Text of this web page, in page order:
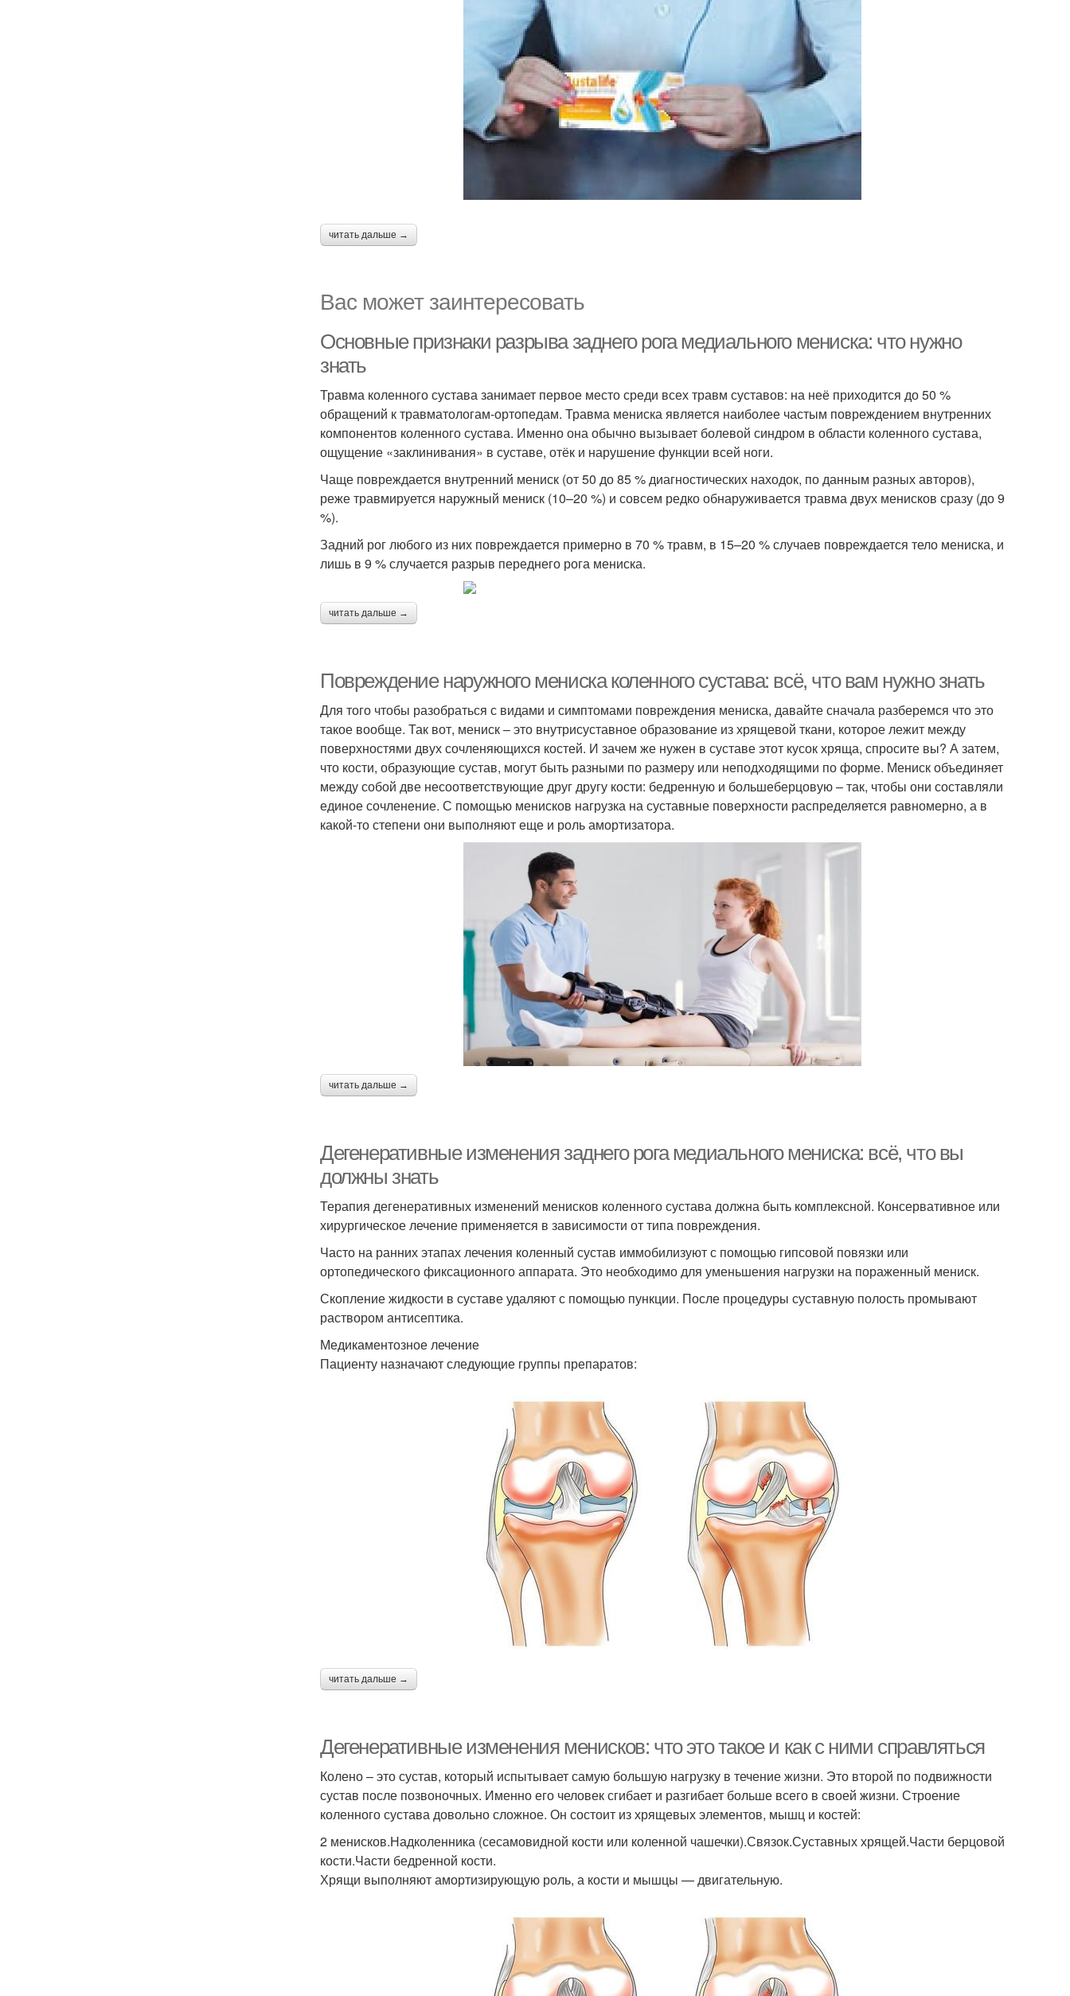
читать дальше →
Вас может заинтересовать
Основные признаки разрыва заднего рога медиального мениска: что нужно
знать
Травма коленного сустава занимает первое место среди всех травм суставов: на неё приходится до 50 %
обращений к травматологам-ортопедам. Травма мениска является наиболее частым повреждением внутренних
компонентов коленного сустава. Именно она обычно вызывает болевой синдром в области коленного сустава,
ощущение «заклинивания» в суставе, отёк и нарушение функции всей ноги.
Чаще повреждается внутренний мениск (от 50 до 85 % диагностических находок, по данным разных авторов),
реже травмируется наружный мениск (10–20 %) и совсем редко обнаруживается травма двух менисков сразу (до 9
%).
Задний рог любого из них повреждается примерно в 70 % травм, в 15–20 % случаев повреждается тело мениска, и
лишь в 9 % случается разрыв переднего рога мениска.
читать дальше →
Повреждение наружного мениска коленного сустава: всё, что вам нужно знать
Для того чтобы разобраться с видами и симптомами повреждения мениска, давайте сначала разберемся что это
такое вообще. Так вот, мениск – это внутрисуставное образование из хрящевой ткани, которое лежит между
поверхностями двух сочленяющихся костей. И зачем же нужен в суставе этот кусок хряща, спросите вы? А затем,
что кости, образующие сустав, могут быть разными по размеру или неподходящими по форме. Мениск объединяет
между собой две несоответствующие друг другу кости: бедренную и большеберцовую – так, чтобы они составляли
единое сочленение. С помощью менисков нагрузка на суставные поверхности распределяется равномерно, а в
какой-то степени они выполняют еще и роль амортизатора.
читать дальше →
Дегенеративные изменения заднего рога медиального мениска: всё, что вы
должны знать
Терапия дегенеративных изменений менисков коленного сустава должна быть комплексной. Консервативное или
хирургическое лечение применяется в зависимости от типа повреждения.
Часто на ранних этапах лечения коленный сустав иммобилизуют с помощью гипсовой повязки или
ортопедического фиксационного аппарата. Это необходимо для уменьшения нагрузки на пораженный мениск.
Скопление жидкости в суставе удаляют с помощью пункции. После процедуры суставную полость промывают
раствором антисептика.
Медикаментозное лечение
Пациенту назначают следующие группы препаратов:
читать дальше →
Дегенеративные изменения менисков: что это такое и как с ними справляться
Колено – это сустав, который испытывает самую большую нагрузку в течение жизни. Это второй по подвижности
сустав после позвоночных. Именно его человек сгибает и разгибает больше всего в своей жизни. Строение
коленного сустава довольно сложное. Он состоит из хрящевых элементов, мышц и костей:
2 менисков.Надколенника (сесамовидной кости или коленной чашечки).Связок.Суставных хрящей.Части берцовой
кости.Части бедренной кости.
Хрящи выполняют амортизирующую роль, а кости и мышцы — двигательную.